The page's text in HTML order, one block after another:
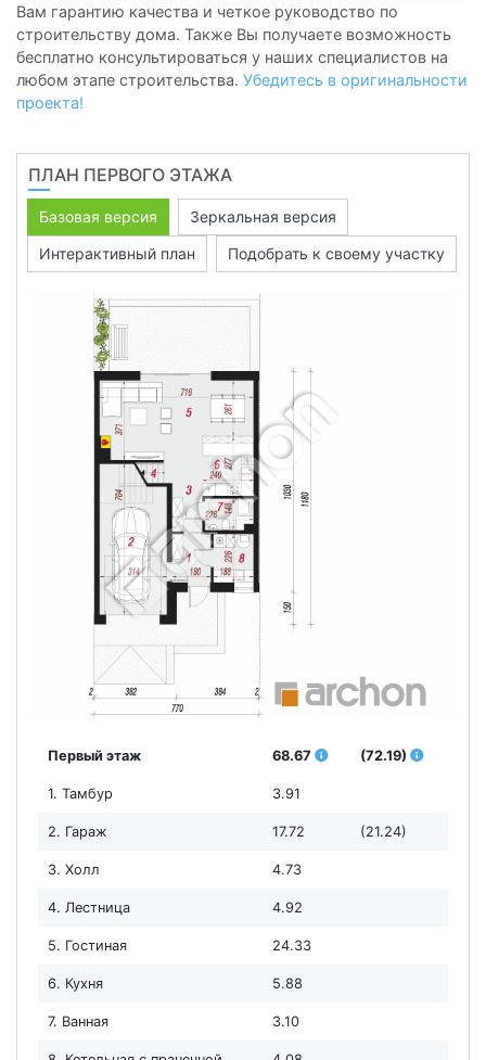
Вам гарантию качества и четкое руководство по
строительству дома. Также Вы получаете возможность
бесплатно консультироваться у наших специалистов на
любом этапе строительства. Убедитесь в оригинальности
проекта!
ПЛАН ПЕРВОГО ЭТАЖА
Базовая версия
Зеркальная версия
Интерактивный план
Подобрать к своему участку
Первый этаж 68.67 (72.19)
1. Тамбур 3.91
2. Гараж 17.72 (21.24)
3. Холл 4.73
4. Лестница 4.92
5. Гостиная 24.33
6. Кухня 5.88
7. Ванная 3.10